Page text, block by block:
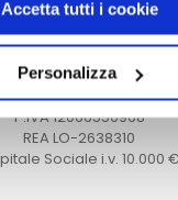
tramite
Accetta tutti i cookie
Personalizza
Manager
Via Dante, 2
Buon Persico (LO)
P.IVA 12066550968
REA LO-2638310
Sociale i.v. 10.000 €